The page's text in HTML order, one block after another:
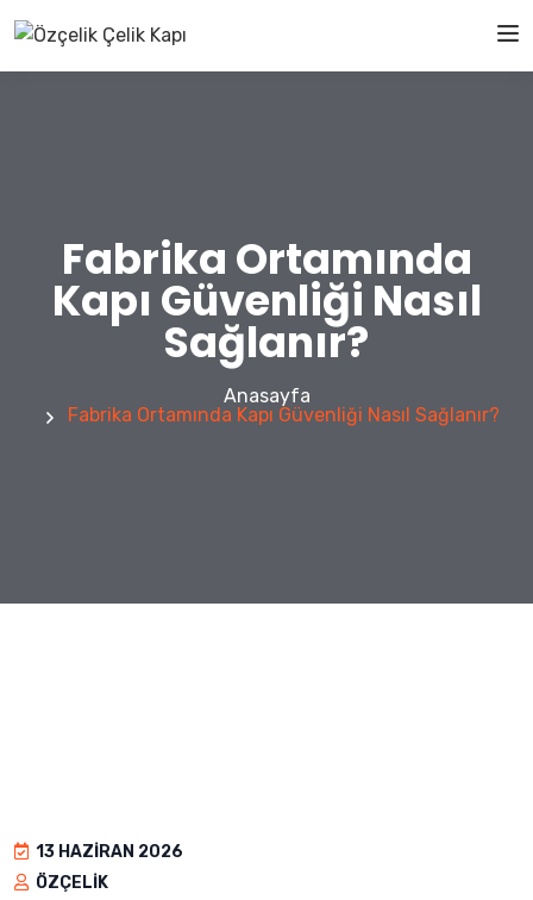
Fabrika Ortamında
Kapı Güvenliği Nasıl
Sağlanır?
Anasayfa
Fabrika Ortamında Kapı Güvenliği Nasıl Sağlanır?
13 HAZIRAN 2026
ÖZÇELIK